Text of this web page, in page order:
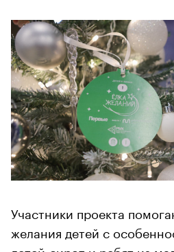
Участники проекта
желания детей с